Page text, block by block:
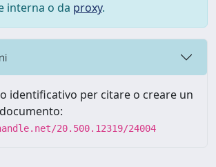
interna o da proxy.
identificativo per citare o creare un
20.500.12319/24004